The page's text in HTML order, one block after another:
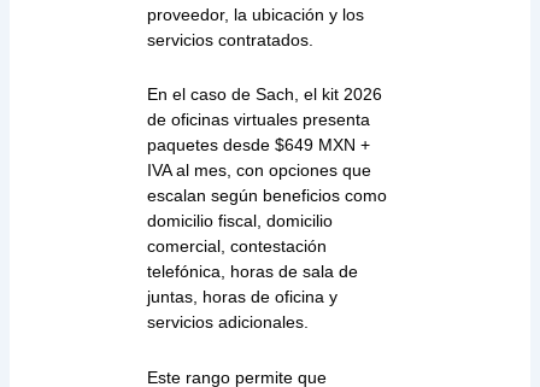
proveedor, la ubicación y los
servicios contratados.
En el caso de Sach, el kit 2026
de oficinas virtuales presenta
paquetes desde $649 MXN +
IVA al mes, con opciones que
escalan según beneficios como
domicilio fiscal, domicilio
comercial, contestación
telefónica, horas de sala de
juntas, horas de oficina y
servicios adicionales.
Este rango permite que